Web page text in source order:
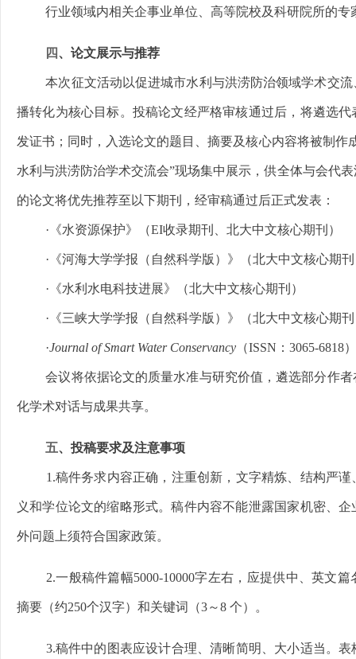
行业领域内相关企事业单位、高等院校及科研院所的
四、论文展示与推荐
本次征文活动以促进城市水利与洪涝防治领域学术交
播转化为核心目标。投稿论文经严格审核通过后，将遴选
发证书；同时，入选论文的题目、摘要及核心内容将被制作
水利与洪涝防治学术交流会”现场集中展示，供全体与会代
的论文将优先推荐至以下期刊，经审稿通过后正式发表：
·《水资源保护》（EI收录期刊、北大中文核心期刊）
·《河海大学学报（自然科学版）》（北大中文核心期
·《水利水电科技进展》（北大中文核心期刊）
·《三峡大学学报（自然科学版）》（北大中文核心期
·Journal of Smart Water Conservancy （ISSN：3065-6818）
会议将依据论文的质量水准与研究价值，遴选部分作
化学术对话与成果共享。
五、投稿要求及注意事项
1.稿件务求内容正确，注重创新，文字精炼、结构严
义和学位论文的缩略形式。稿件内容不能泄露国家机密、
外问题上须符合国家政策。
2.一般稿件篇幅5000-10000字左右，应提供中、英文
摘要（约250个汉字）和关键词（3～8 个）。
3.稿件中的图表应设计合理、清晰简明、大小适当。